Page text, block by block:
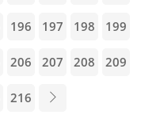
196 197 198 199
206 207 208 209
216